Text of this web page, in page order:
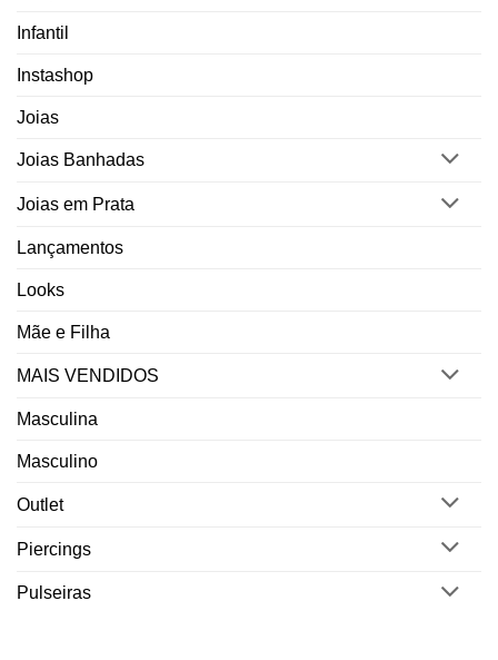
Infantil
Instashop
Joias
Joias Banhadas
Joias em Prata
Lançamentos
Looks
Mãe e Filha
MAIS VENDIDOS
Masculina
Masculino
Outlet
Piercings
Pulseiras